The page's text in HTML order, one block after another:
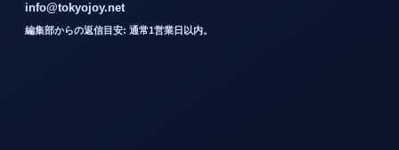
info@tokyojoy.net
編集部からの返信目安: 通常1営業日以内。